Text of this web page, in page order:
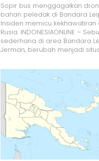
Sopir bus menggagalkan
bahan peledak di Bandara
Insiden memicu
Rusia. INDONESIAONLINE –
sederhana di area Bandara
Jerman, berubah menjadi